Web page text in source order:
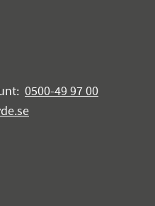
0500-49 97 00